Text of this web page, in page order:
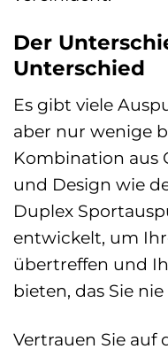
Der
Unterschied
Es gibt viele
aber nur wenige
Kombination aus
und Design wie
Duplex
entwickelt, um
übertreffen und
bieten, das Sie
Vertrauen Sie auf